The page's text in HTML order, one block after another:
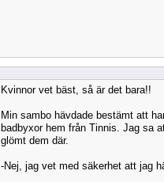
Kvinnor vet bäst, så är det bara!!
Min sambo hävdade bestämt att
badbyxor hem från Tinnis. Jag sa
glömt dem där.
-Nej, jag vet med säkerhet att jag